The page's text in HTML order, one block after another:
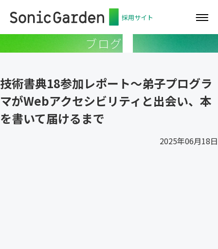
採用サイト
ブログ
技術書典18参加レポート〜弟子プログラ
マがWebアクセシビリティと出会い、本
を書いて届けるまで
2025年06月18日